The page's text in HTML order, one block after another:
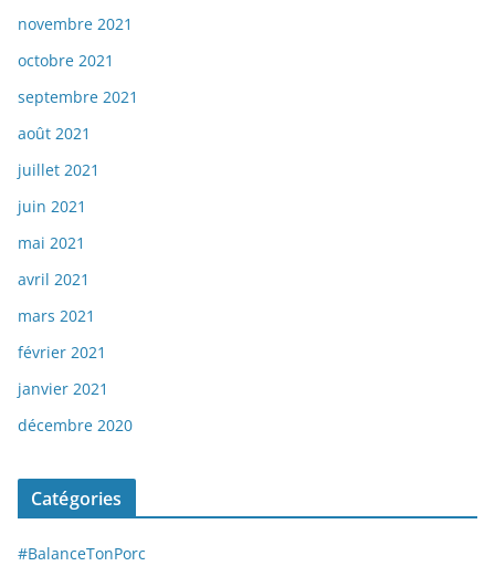
novembre 2021
octobre 2021
septembre 2021
août 2021
juillet 2021
juin 2021
mai 2021
avril 2021
mars 2021
février 2021
janvier 2021
décembre 2020
Catégories
#BalanceTonPorc